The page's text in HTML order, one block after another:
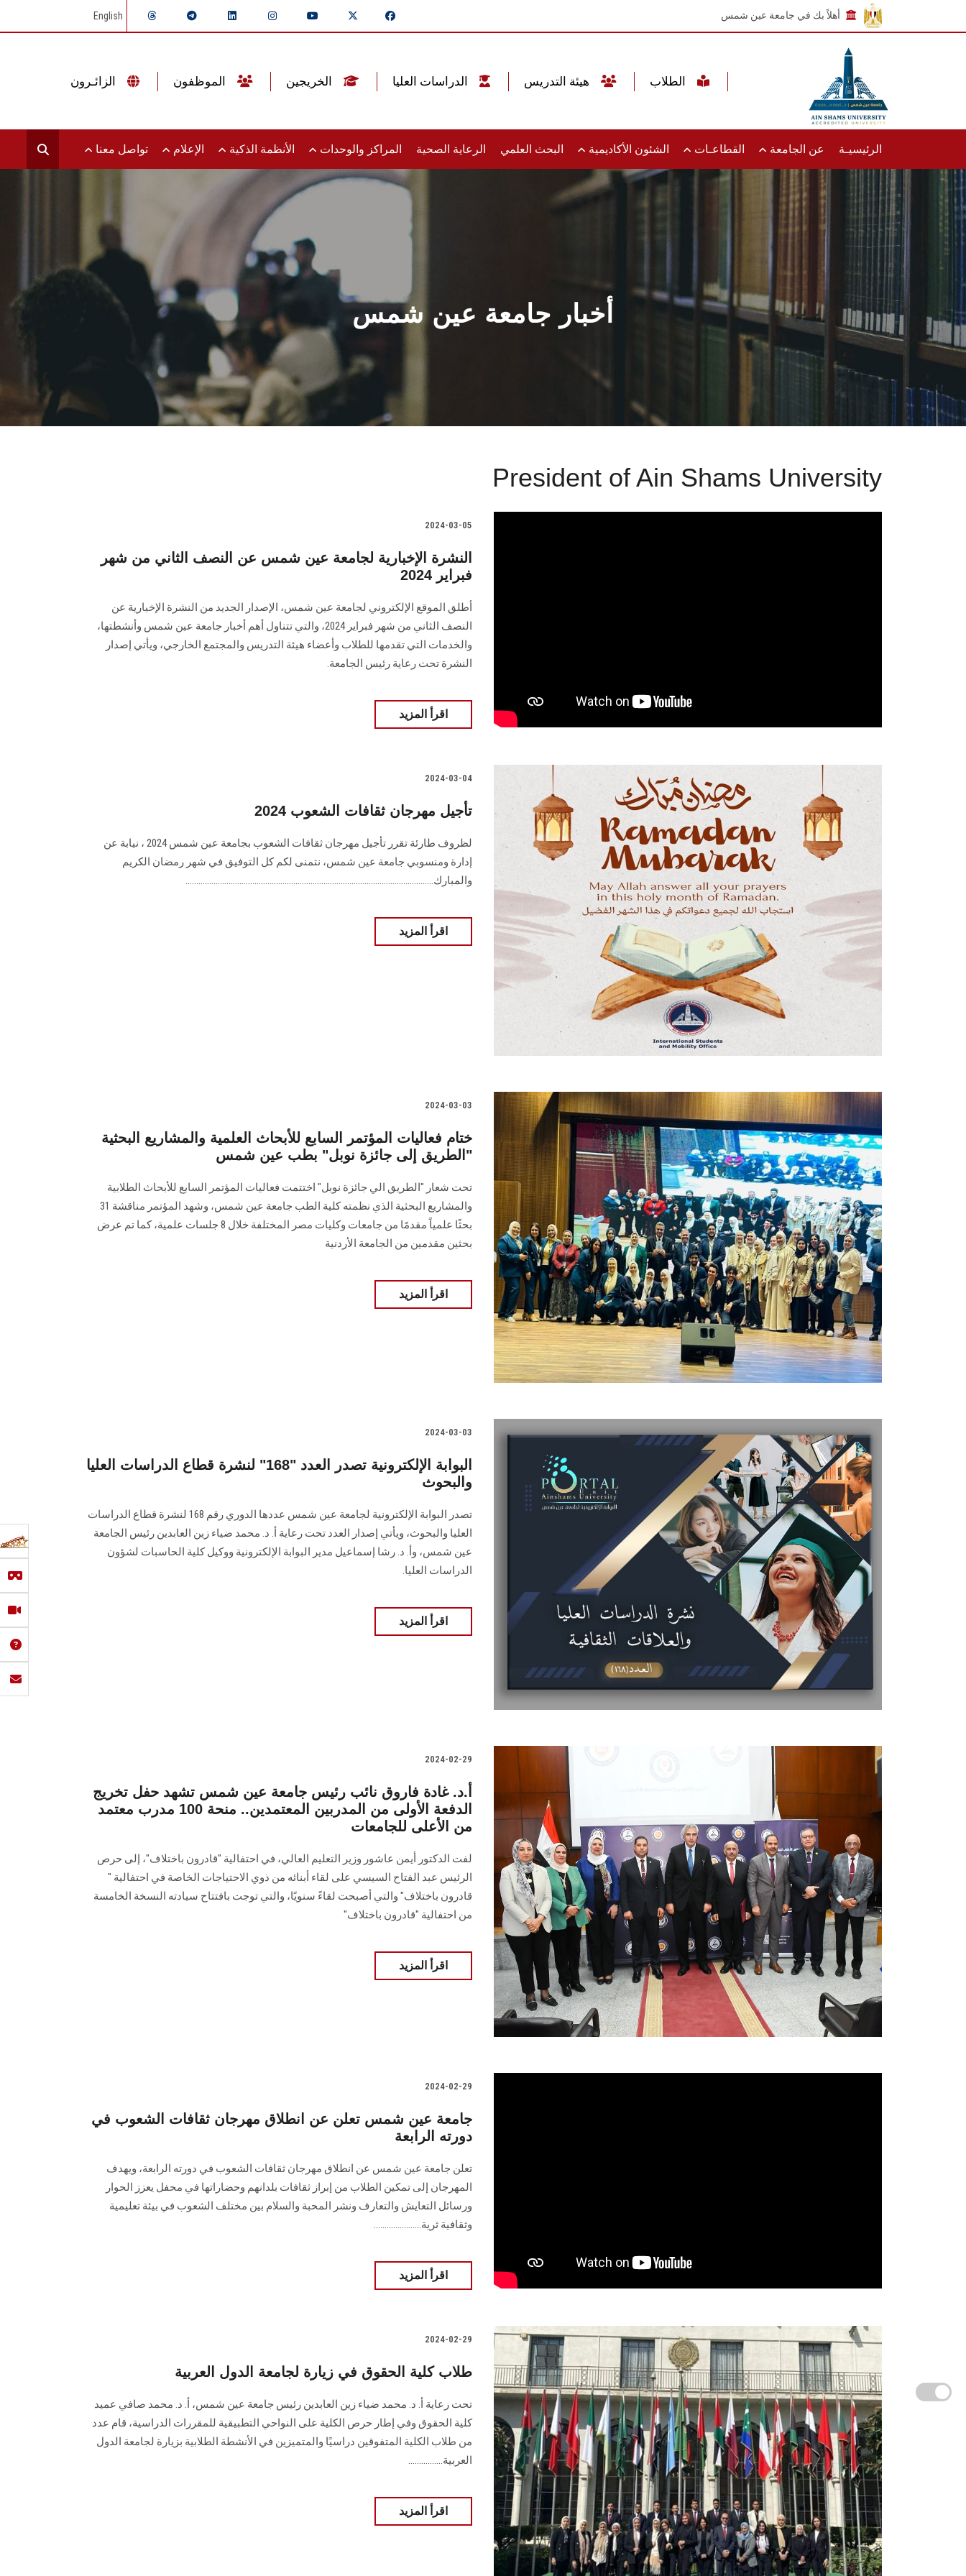
أهلاً بك في جامعة عين شمس English
الرئيسيـة عن الجامعة القطاعـات الشئون الأكاديمية البحث العلمي الرعاية الصحية المراكز والوحدات الأنظمة الذكية الإعلام تواصل معنا
أخبار جامعة عين شمس
President of Ain Shams University
2024-03-05
النشرة الإخبارية لجامعة عين شمس عن النصف الثاني من شهر
فبراير 2024
أطلق الموقع الإلكتروني لجامعة عين شمس، الإصدار الجديد من النشرة الإخبارية عن
النصف ‏الثاني من شهر فبراير 2024، والتي تتناول أهم أخبار جامعة عين شمس وأنشطتها،
والخدمات ‏التي تقدمها للطلاب وأعضاء هيئة التدريس والمجتمع الخارجي‎، ويأتي إصدار
النشرة تحت رعاية رئيس الجامعة‏.
اقرأ المزيد
2024-03-04
تأجيل مهرجان ثقافات الشعوب 2024
لظروف طارئة تقرر تأجيل مهرجان ثقافات الشعوب بجامعة عين شمس 2024 ، نيابة عن
إدارة ومنسوبي جامعة عين شمس، نتمنى لكم كل التوفيق في شهر رمضان الكريم
والمبارك...................................................................................................................
اقرأ المزيد
2024-03-03
ختام فعاليات المؤتمر السابع للأبحاث العلمية والمشاريع البحثية
"الطريق إلى جائزة نوبل" بطب عين شمس
تحت شعار "الطريق الي جائزة نوبل" اختتمت فعاليات المؤتمر السابع للأبحاث الطلابية
‏والمشاريع البحثية الذي نظمته كلية الطب جامعة عين شمس، وشهد المؤتمر مناقشة 31
بحثًا علمياً مقدمًا من جامعات وكليات مصر المختلفة خلال 8 جلسات ‏علمية، كما تم عرض
بحثين مقدمين من الجامعة الأردنية
اقرأ المزيد
2024-03-03
البوابة الإلكترونية تصدر العدد "168" لنشرة قطاع الدراسات العليا
والبحوث
تصدر البوابة الإلكترونية لجامعة عين شمس عددها الدوري رقم 168 لنشرة قطاع الدراسات
‏العليا والبحوث‎، ويأتي إصدار العدد تحت رعاية أ. د. محمد ضياء زين العابدين رئيس الجامعة
عين شمس، وأ. د. ‏رشا إسماعيل مدير البوابة الإلكترونية ووكيل كلية الحاسبات لشؤون
‏الدراسات العليا.
اقرأ المزيد
2024-02-29
أ.د. غادة فاروق نائب رئيس جامعة عين شمس تشهد حفل تخريج
الدفعة الأولى من المدربين المعتمدين.. منحة 100 مدرب معتمد
من الأعلى للجامعات
لفت الدكتور أيمن عاشور وزير التعليم العالي، في احتفالية "قادرون باختلاف"، إلى حرص
الرئيس عبد الفتاح السيسي على لقاء أبنائه من ذوي الاحتياجات الخاصة في احتفالية "
قادرون باختلاف" والتي أصبحت لقاءً سنويًا، والتي توجت بافتتاح سيادته النسخة الخامسة
من احتفالية "قادرون باختلاف"
اقرأ المزيد
2024-02-29
جامعة عين شمس تعلن عن انطلاق مهرجان ثقافات الشعوب في
دورته الرابعة
تعلن جامعة عين شمس عن انطلاق مهرجان ثقافات الشعوب في دورته الرابعة، ويهدف
المهرجان إلى تمكين الطلاب من إبراز ثقافات بلدانهم وحضاراتها في محفل يعزز الحوار
ورسائل التعايش والتعارف ونشر المحبة والسلام بين مختلف الشعوب في بيئة تعليمية
وثقافية ثرية......................
اقرأ المزيد
2024-02-29
طلاب كلية الحقوق في زيارة لجامعة الدول العربية
تحت رعاية أ. د. محمد ضياء زين العابدين رئيس جامعة عين شمس، أ. د. محمد صافي عميد
كلية الحقوق وفي إطار حرص الكلية على النواحي التطبيقية للمقررات الدراسية، قام عدد
من طلاب الكلية المتفوقين دراسيًا والمتميزين في الأنشطة الطلابية بزيارة لجامعة الدول
العربية................
اقرأ المزيد